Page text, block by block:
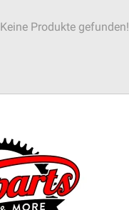
Keine Produkte gefunden!